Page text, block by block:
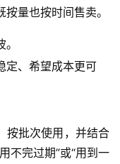
量也按时间售卖。
定、希望成本更可
按批次使用，并结合
不完过期”或“用到一